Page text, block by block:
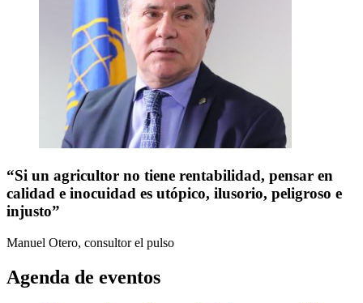
“Si un agricultor no tiene rentabilidad, pensar en
calidad e inocuidad es utópico, ilusorio, peligroso e
injusto”
Manuel Otero, consultor el pulso
Agenda de eventos